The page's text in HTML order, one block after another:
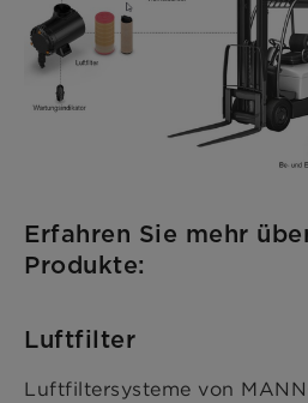
Erfahren Sie mehr
Produkte:
Luftfilter
Luftfiltersysteme von